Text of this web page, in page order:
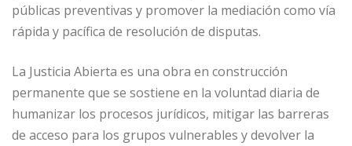
públicas preventivas y promover la mediación como vía
rápida y pacífica de resolución de disputas.
La Justicia Abierta es una obra en construcción
permanente que se sostiene en la voluntad diaria de
humanizar los procesos jurídicos, mitigar las barreras
de acceso para los grupos vulnerables y devolver la